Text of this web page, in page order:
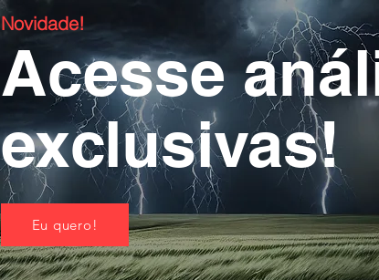
Novidade!
Acesse
exclusivas!
Eu quero!